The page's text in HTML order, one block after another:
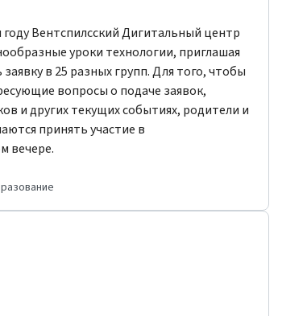
Вентспилсский Дигитальный центр
уроки технологии, приглашая
в 25 разных групп. Для того, чтобы
вопросы о подаче заявок,
и других текущих событиях, родители и
принять участие в
вечере.